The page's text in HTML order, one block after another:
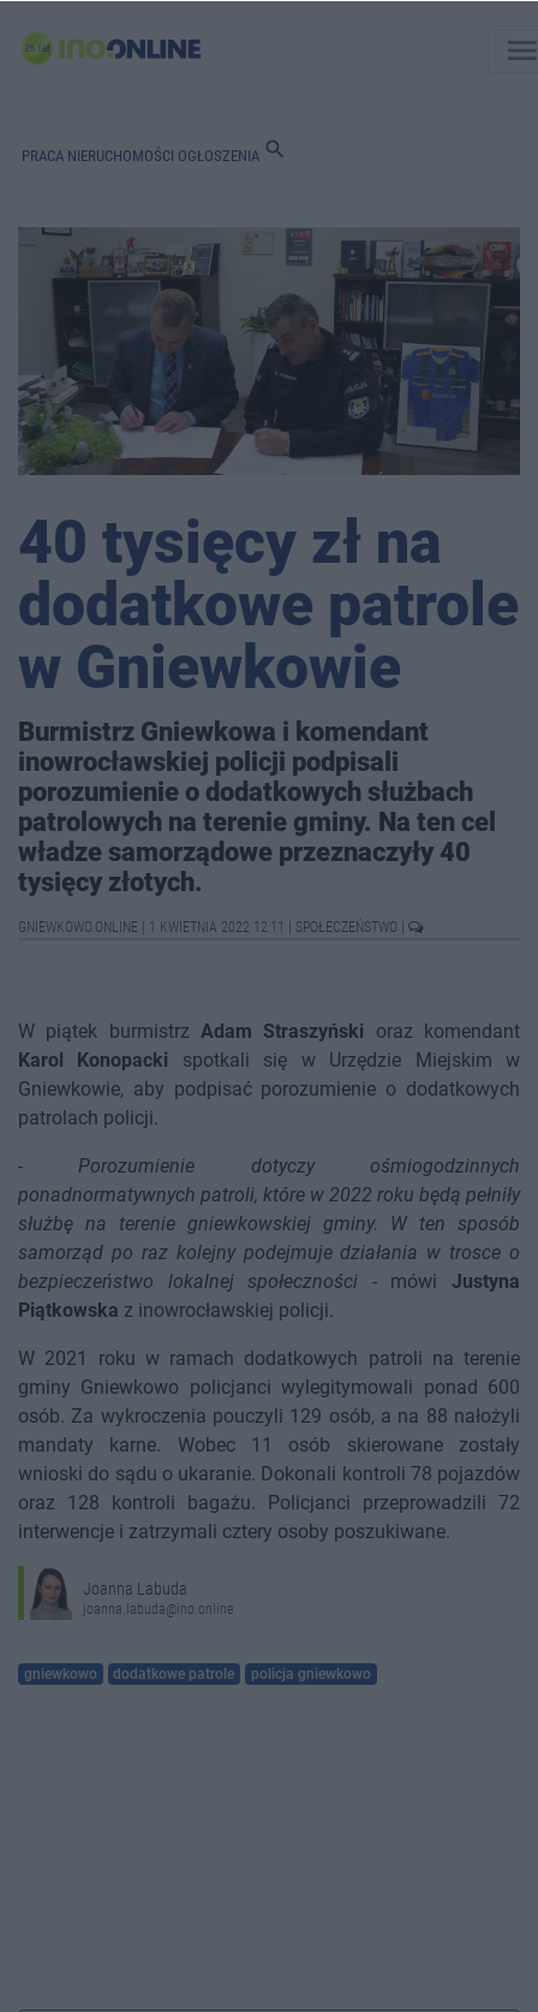
PRACA NIERUCHOMOŚCI OGŁOSZENIA search
40 tysięcy zł na
dodatkowe patrole
w Gniewkowie
Burmistrz Gniewkowa i komendant
inowrocławskiej policji podpisali
porozumienie o dodatkowych służbach
patrolowych na terenie gminy. Na ten cel
władze samorządowe przeznaczyły 40
tysięcy złotych.
GNIEWKOWO.ONLINE 1 KWIETNIA 2022 12:11 SPOŁECZEŃSTWO
W piątek burmistrz Adam Straszyński oraz komendant
Karol Konopacki spotkali się w Urzędzie Miejskim w
Gniewkowie, aby podpisać porozumienie o dodatkowych
patrolach policji.
-Porozumienie dotyczy ośmiogodzinnych
ponadnormatywnych patroli, które w 2022 roku będą pełniły
służbę na terenie gniewkowskiej gminy. W ten sposób
samorząd po raz kolejny podejmuje działania w trosce o
bezpieczeństwo lokalnej społeczności - mówiJustyna
Piątkowska z inowrocławskiej policji.
W 2021 roku w ramach dodatkowych patroli na terenie
gminy Gniewkowo policjanci wylegitymowali ponad 600
osób. Za wykroczenia pouczyli 129 osób, a na 88 nałożyli
mandaty karne. Wobec 11 osób skierowane zostały
wnioski do sądu o ukaranie. Dokonali kontroli 78 pojazdów
oraz 128 kontroli bagażu. Policjanci przeprowadzili 72
interwencje i zatrzymali cztery osoby poszukiwane.
Joanna Labuda
joanna.labuda@ino.online
gniewkowo dodatkowe patrole policja gniewkowo